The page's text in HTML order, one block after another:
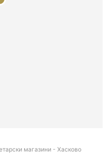
магазини - Хасково